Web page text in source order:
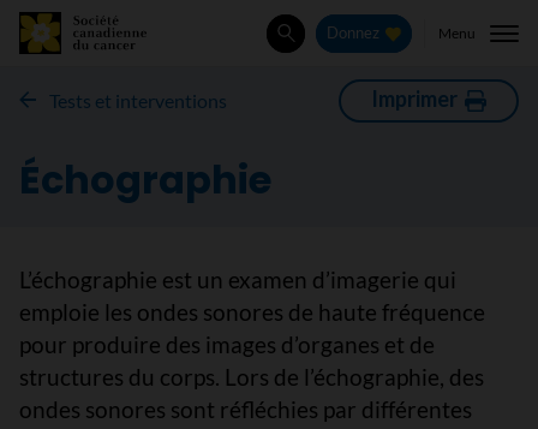
Rechercher
Donnez Menu
Tests et interventions Imprimer
Échographie
L’échographie est un examen d’imagerie qui
emploie les ondes sonores de haute fréquence
pour produire des images d’organes et de
structures du corps. Lors de l’échographie, des
ondes sonores sont réfléchies par différentes